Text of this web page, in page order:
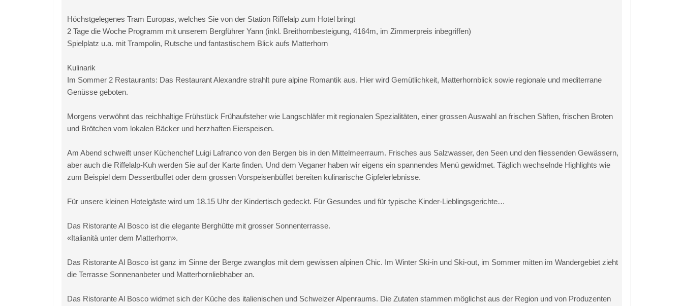
Höchstgelegenes Tram Europas, welches Sie von der Station Riffelalp zum Hotel bringt
2 Tage die Woche Programm mit unserem Bergführer Yann (inkl. Breithornbesteigung, 4164m, im Zimmerpreis inbegriffen)
Spielplatz u.a. mit Trampolin, Rutsche und fantastischem Blick aufs Matterhorn
Kulinarik
Im Sommer 2 Restaurants: Das Restaurant Alexandre strahlt pure alpine Romantik aus. Hier wird Gemütlichkeit, Matterhornblick sowie regionale und mediterrane
Genüsse geboten.
Morgens verwöhnt das reichhaltige Frühstück Frühaufsteher wie Langschläfer mit regionalen Spezialitäten, einer grossen Auswahl an frischen Säften, frischen Broten
und Brötchen vom lokalen Bäcker und herzhaften Eierspeisen.
Am Abend schweift unser Küchenchef Luigi Lafranco von den Bergen bis in den Mittelmeerraum. Frisches aus Salzwasser, den Seen und den fliessenden Gewässern,
aber auch die Riffelalp-Kuh werden Sie auf der Karte finden. Und dem Veganer haben wir eigens ein spannendes Menü gewidmet. Täglich wechselnde Highlights wie
zum Beispiel dem Dessertbuffet oder dem grossen Vorspeisenbüffet bereiten kulinarische Gipfelerlebnisse.
Für unsere kleinen Hotelgäste wird um 18.15 Uhr der Kindertisch gedeckt. Für Gesundes und für typische Kinder-Lieblingsgerichte…
Das Ristorante Al Bosco ist die elegante Berghütte mit grosser Sonnenterrasse.
«Italianità unter dem Matterhorn».
Das Ristorante Al Bosco ist ganz im Sinne der Berge zwanglos mit dem gewissen alpinen Chic. Im Winter Ski-in und Ski-out, im Sommer mitten im Wandergebiet zieht
die Terrasse Sonnenanbeter und Matterhornliebhaber an.
Das Ristorante Al Bosco widmet sich der Küche des italienischen und Schweizer Alpenraums. Die Zutaten stammen möglichst aus der Region und von Produzenten